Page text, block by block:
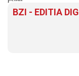
BZI - EDITIA